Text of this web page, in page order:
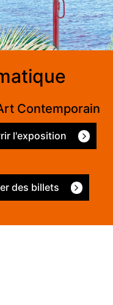
Contemporain
l'exposition
des billets